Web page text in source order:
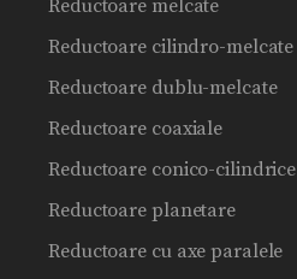
Reductoare melcate
Reductoare cilindro-melcate
Reductoare dublu-melcate
Reductoare coaxiale
Reductoare conico-cilindrice
Reductoare planetare
Reductoare cu axe paralele